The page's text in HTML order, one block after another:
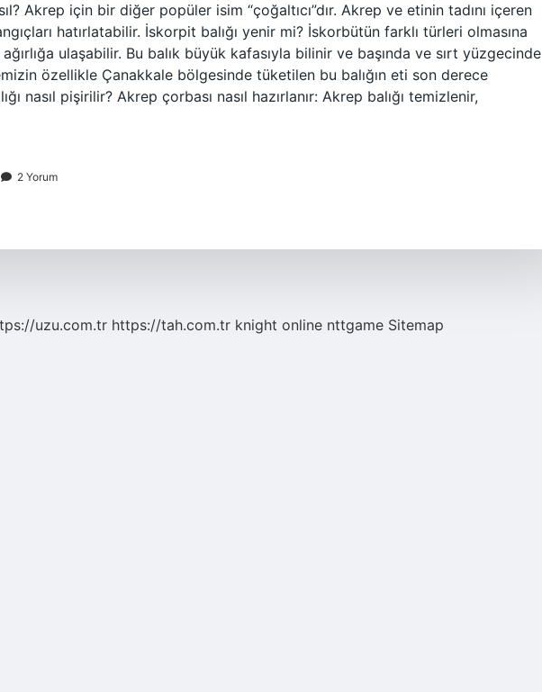
Akrep için bir diğer popüler isim “çoğaltıcı”dır. Akrep ve etinin tadını içeren
hatırlatabilir. İskorpit balığı yenir mi? İskorbütün farklı türleri olmasına
ulaşabilir. Bu balık büyük kafasıyla bilinir ve başında ve sırt yüzgecinde
özellikle Çanakkale bölgesinde tüketilen bu balığın eti son derece
nasıl pişirilir? Akrep çorbası nasıl hazırlanır: Akrep balığı temizlenir,
2 Yorum
uzu.com.tr https://tah.com.tr knight online nttgame Sitemap